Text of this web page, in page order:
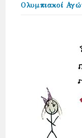
Ολυμπιακοί